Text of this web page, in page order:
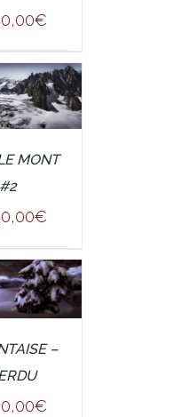
€
/
MONT
€
/
–
€